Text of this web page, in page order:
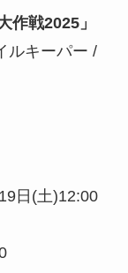
作戦2025」
ルキーパー /
日(土)12:00